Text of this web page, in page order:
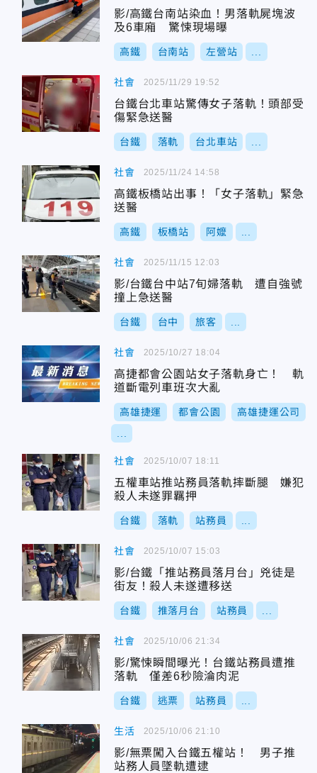
影/高鐵台南站染血！男落軌屍塊波
及6車廂 驚悚現場曝
高鐵 台南站 左營站
社會
台鐵台北車站驚傳女子落軌！頭部受
傷緊急送醫
台鐵 落軌 台北車站
2025/11/29 19:52
社會
高鐵板橋站出事！「女子落軌」緊急
送醫
高鐵 板橋站 阿嬤
2025/11/24 14:58
社會
影/台鐵台中站7旬婦落軌 遭自強號
撞上急送醫
台鐵 台中 旅客
2025/11/15 12:03
社會
高捷都會公園站女子落軌身亡！ 軌
道斷電列車班次大亂
高雄捷運 都會公園 高雄捷運公司
2025/10/27 18:04
社會
五權車站推站務員落軌摔斷腿 嫌犯
殺人未遂罪羈押
台鐵 落軌 站務員
2025/10/07 18:11
社會
影/台鐵「推站務員落月台」兇徒是
街友！殺人未遂遭移送
台鐵 推落月台 站務員
2025/10/07 15:03
社會
影/驚悚瞬間曝光！台鐵站務員遭推
落軌 僅差6秒險淪肉泥
台鐵 逃票 站務員
2025/10/06 21:34
生活
影/無票闖入台鐵五權站！ 男子推
站務人員墜軌遭逮
2025/10/06 21:10